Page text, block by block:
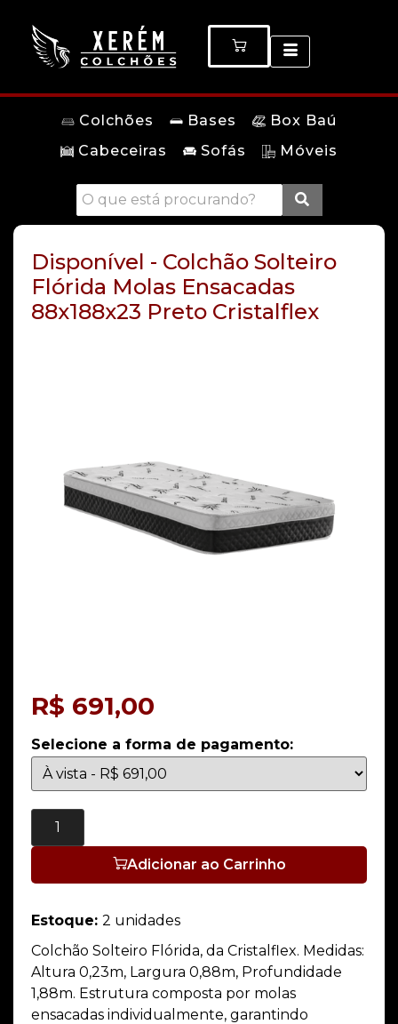
Colchões Bases
Box Baú
Cabeceiras
Sofás Móveis
Disponível - Colchão Solteiro
Flórida Molas Ensacadas
88x188x23 Preto Cristalflex
R$ 691,00
Selecione a forma de pagamento:
Adicionar ao Carrinho
Estoque: 2 unidades
Colchão Solteiro Flórida, da Cristalflex. Medidas:
Altura 0,23m, Largura 0,88m, Profundidade
1,88m. Estrutura composta por molas
ensacadas individualmente, garantindo